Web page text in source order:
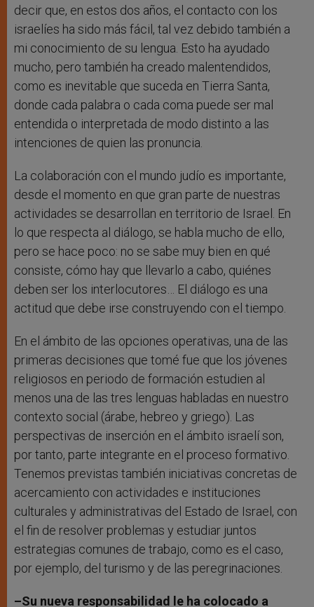
decir que, en estos dos años, el contacto con los
israelíes ha sido más fácil, tal vez debido también a
mi conocimiento de su lengua. Esto ha ayudado
mucho, pero también ha creado malentendidos,
como es inevitable que suceda en Tierra Santa,
donde cada palabra o cada coma puede ser mal
entendida o interpretada de modo distinto a las
intenciones de quien las pronuncia.
La colaboración con el mundo judío es importante,
desde el momento en que gran parte de nuestras
actividades se desarrollan en territorio de Israel. En
lo que respecta al diálogo, se habla mucho de ello,
pero se hace poco: no se sabe muy bien en qué
consiste, cómo hay que llevarlo a cabo, quiénes
deben ser los interlocutores… El diálogo es una
actitud que debe irse construyendo con el tiempo.
En el ámbito de las opciones operativas, una de las
primeras decisiones que tomé fue que los jóvenes
religiosos en periodo de formación estudien al
menos una de las tres lenguas habladas en nuestro
contexto social (árabe, hebreo y griego). Las
perspectivas de inserción en el ámbito israelí son,
por tanto, parte integrante en el proceso formativo.
Tenemos previstas también iniciativas concretas de
acercamiento con actividades e instituciones
culturales y administrativas del Estado de Israel, con
el fin de resolver problemas y estudiar juntos
estrategias comunes de trabajo, como es el caso,
por ejemplo, del turismo y de las peregrinaciones.
–Su nueva responsabilidad le ha colocado a